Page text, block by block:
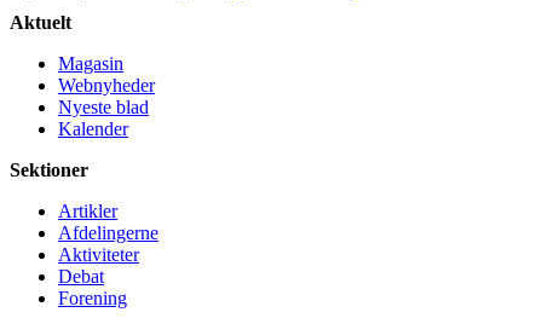
Aktuelt
Magasin
Webnyheder
Nyeste blad
Kalender
Sektioner
Artikler
Afdelingerne
Aktiviteter
Debat
Forening